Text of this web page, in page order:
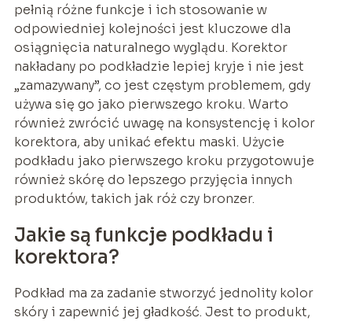
pełnią różne funkcje i ich stosowanie w
odpowiedniej kolejności jest kluczowe dla
osiągnięcia naturalnego wyglądu. Korektor
nakładany po podkładzie lepiej kryje i nie jest
„zamazywany”, co jest częstym problemem, gdy
używa się go jako pierwszego kroku. Warto
również zwrócić uwagę na konsystencję i kolor
korektora, aby unikać efektu maski. Użycie
podkładu jako pierwszego kroku przygotowuje
również skórę do lepszego przyjęcia innych
produktów, takich jak róż czy bronzer.
Jakie są funkcje podkładu i
korektora?
Podkład ma za zadanie stworzyć jednolity kolor
skóry i zapewnić jej gładkość. Jest to produkt,